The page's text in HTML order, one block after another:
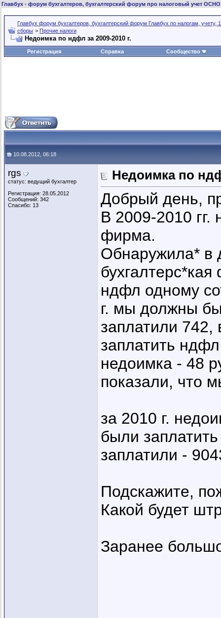
Главбух - форум бухгалтеров, бухгалтерский форум про налоговый учет
Главбух форум бухгалтеров, бухгалтерский форум Главбух по налогам, учету,
сборы > Прочие налоги
Недоимка по ндфл за 2009-2010 г.
Регистрация Справка Сообщество
10.08.2012, 06:18
rgs
статус: ведущий бухгалтер
Регистрация: 28.05.2012
Сообщений: 342
Спасибо: 13
Недоимка по
Добрый день,
В 2009-2010 гг.
фирма.
Обнаружила* в
ндфл одному
г. мы должны
заплатили 742,
заплатить
недоимка - 48
показали, что
за 2010 г.
были
заплатили -
Подскажите,
Какой будет
Заранее